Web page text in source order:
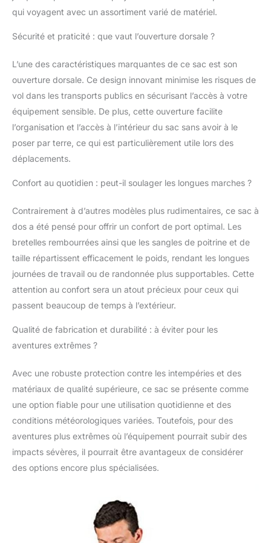
qui voyagent avec un assortiment varié de matériel.
Sécurité et praticité : que vaut l’ouverture dorsale ?
L’une des caractéristiques marquantes de ce sac est son
ouverture dorsale. Ce design innovant minimise les risques de
vol dans les transports publics en sécurisant l’accès à votre
équipement sensible. De plus, cette ouverture facilite
l’organisation et l’accès à l’intérieur du sac sans avoir à le
poser par terre, ce qui est particulièrement utile lors des
déplacements.
Confort au quotidien : peut-il soulager les longues marches ?
Contrairement à d’autres modèles plus rudimentaires, ce sac à
dos a été pensé pour offrir un confort de port optimal. Les
bretelles rembourrées ainsi que les sangles de poitrine et de
taille répartissent efficacement le poids, rendant les longues
journées de travail ou de randonnée plus supportables. Cette
attention au confort sera un atout précieux pour ceux qui
passent beaucoup de temps à l’extérieur.
Qualité de fabrication et durabilité : à éviter pour les
aventures extrêmes ?
Avec une robuste protection contre les intempéries et des
matériaux de qualité supérieure, ce sac se présente comme
une option fiable pour une utilisation quotidienne et des
conditions météorologiques variées. Toutefois, pour des
aventures plus extrêmes où l’équipement pourrait subir des
impacts sévères, il pourrait être avantageux de considérer
des options encore plus spécialisées.